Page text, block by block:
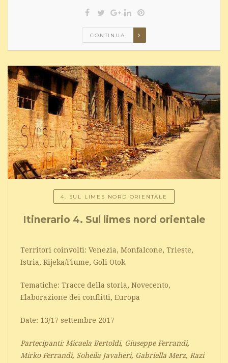
CONTINUA
4. SUL LIMES NORD ORIENTALE
Itinerario 4. Sul limes nord orientale
Territori coinvolti: Venezia, Monfalcone, Trieste,
Istria, Rijeka/Fiume, Goli Otok
Tematiche: Tracce della storia, Novecento,
Elaborazione dei conflitti, Europa
Date: 13/17 settembre 2017
Partecipanti: Micaela Bertoldi, Giuseppe Ferrandi,
Mirko Ferrandi, Soheila Javaheri, Gabriella Merz, Razi